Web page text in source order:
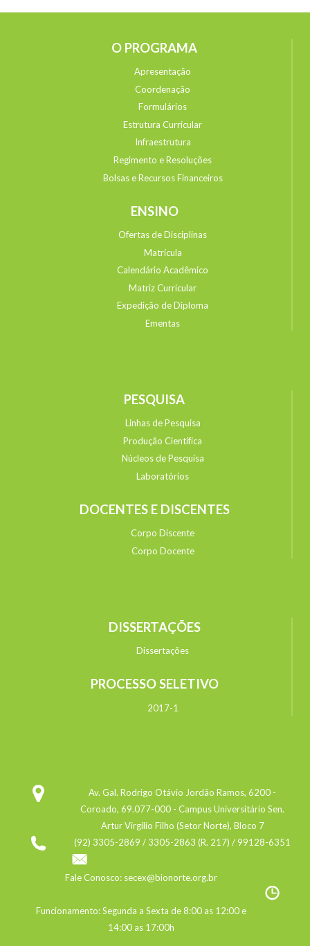
O PROGRAMA
Apresentação
Coordenação
Formulários
Estrutura Curricular
Infraestrutura
Regimento e Resoluções
Bolsas e Recursos Financeiros
ENSINO
Ofertas de Disciplinas
Matrícula
Calendário Acadêmico
Matriz Curricular
Expedição de Diploma
Ementas
PESQUISA
Linhas de Pesquisa
Produção Científica
Núcleos de Pesquisa
Laboratórios
DOCENTES E DISCENTES
Corpo Discente
Corpo Docente
DISSERTAÇÕES
Dissertações
PROCESSO SELETIVO
2017-1
Av. Gal. Rodrigo Otávio Jordão Ramos, 6200 -
Coroado, 69.077-000 - Campus Universitário Sen.
Artur Virgílio Filho (Setor Norte), Bloco 7
(92) 3305-2869 / 3305-2863 (R. 217) / 99128-6351
Fale Conosco: secex@bionorte.org.br
Funcionamento: Segunda a Sexta de 8:00 as 12:00 e
14:00 as 17:00h